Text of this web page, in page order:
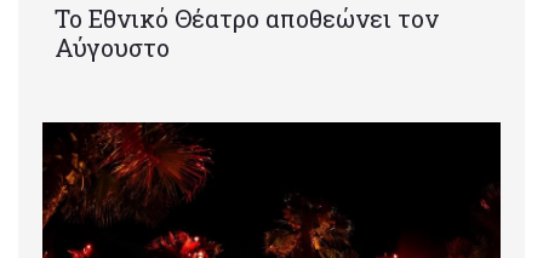
Το Εθνικό Θέατρο αποθεώνει τον
Αύγουστο